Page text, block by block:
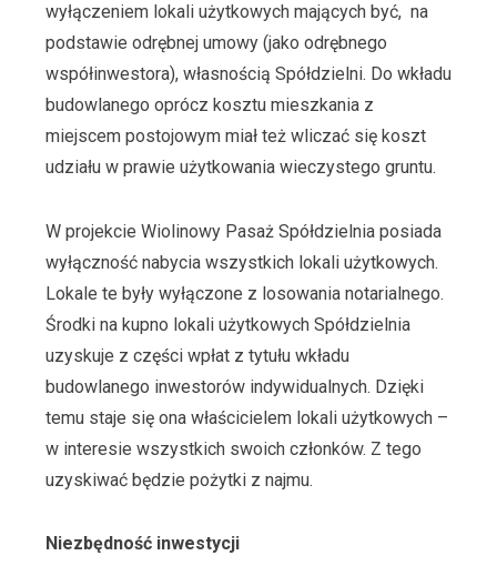
wyłączeniem lokali użytkowych mających być, na
podstawie odrębnej umowy (jako odrębnego
współinwestora), własnością Spółdzielni. Do wkładu
budowlanego oprócz kosztu mieszkania z
miejscem postojowym miał też wliczać się koszt
udziału w prawie użytkowania wieczystego gruntu.
W projekcie Wiolinowy Pasaż Spółdzielnia posiada
wyłączność nabycia wszystkich lokali użytkowych.
Lokale te były wyłączone z losowania notarialnego.
Środki na kupno lokali użytkowych Spółdzielnia
uzyskuje z części wpłat z tytułu wkładu
budowlanego inwestorów indywidualnych. Dzięki
temu staje się ona właścicielem lokali użytkowych –
w interesie wszystkich swoich członków. Z tego
uzyskiwać będzie pożytki z najmu.
Niezbędność inwestycji